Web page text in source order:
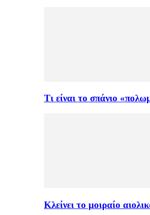
Τι είναι το σπάνιο
Κλείνει το μοιραίο